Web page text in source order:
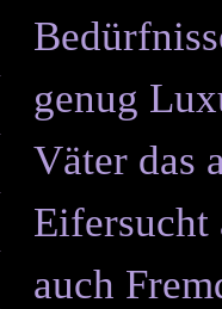
genug
Väter das
Eifersucht
auch